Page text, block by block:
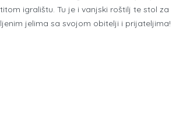
igralištu. Tu je i vanjski roštilj te stol za
jelima sa svojom obitelji i prijateljima!